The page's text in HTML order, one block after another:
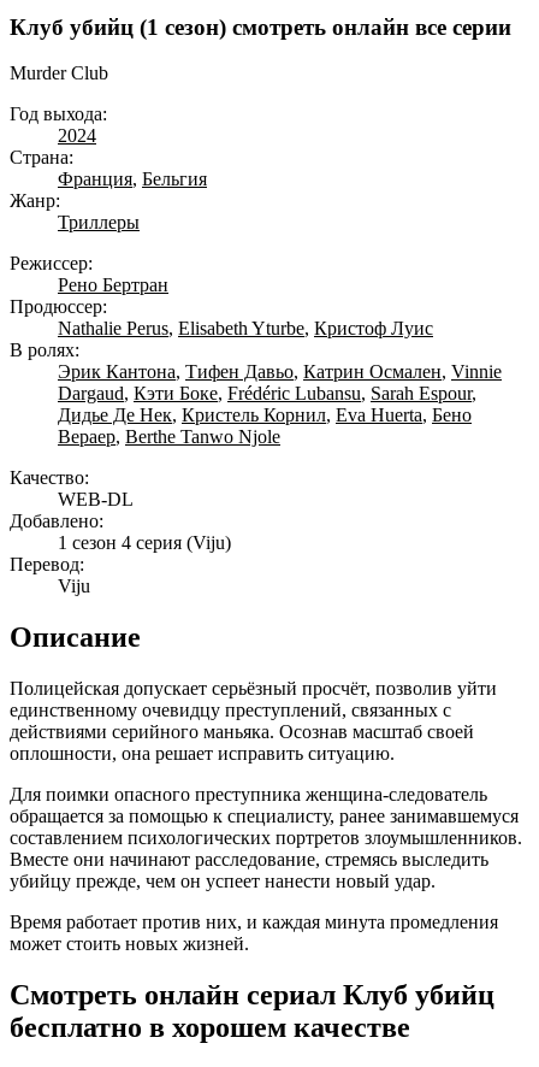
Клуб убийц (1 сезон) смотреть онлайн все серии
Murder Club
Год выхода:
2024
Страна:
Франция, Бельгия
Жанр:
Триллеры
Режиссер:
Рено Бертран
Продюссер:
Nathalie Perus, Elisabeth Yturbe, Кристоф Луис
В ролях:
Эрик Кантона, Тифен Давьо, Катрин Осмален, Vinnie
Dargaud, Кэти Боке, Frédéric Lubansu, Sarah Espour,
Дидье Де Нек, Кристель Корнил, Eva Huerta, Бено
Вераер, Berthe Tanwo Njole
Качество:
WEB-DL
Добавлено:
1 сезон 4 серия (Viju)
Перевод:
Viju
Описание
Полицейская допускает серьёзный просчёт, позволив уйти
единственному очевидцу преступлений, связанных с
действиями серийного маньяка. Осознав масштаб своей
оплошности, она решает исправить ситуацию.
Для поимки опасного преступника женщина-следователь
обращается за помощью к специалисту, ранее занимавшемуся
составлением психологических портретов злоумышленников.
Вместе они начинают расследование, стремясь выследить
убийцу прежде, чем он успеет нанести новый удар.
Время работает против них, и каждая минута промедления
может стоить новых жизней.
Смотреть онлайн сериал Клуб убийц
бесплатно в хорошем качестве